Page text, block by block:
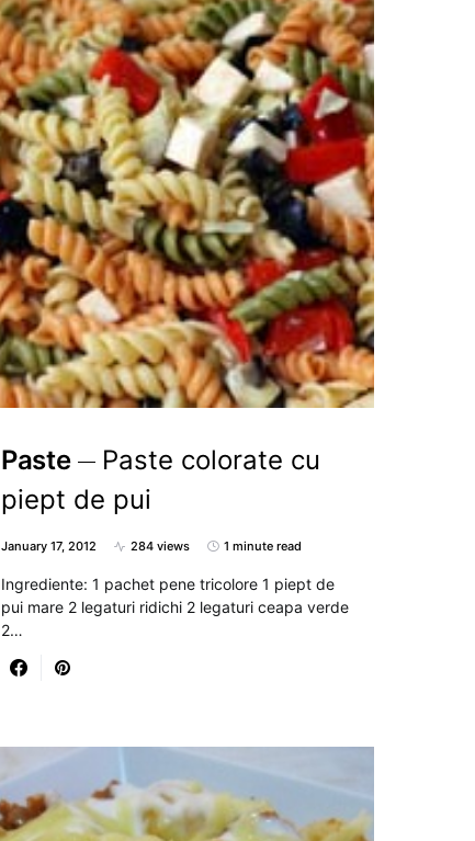
Paste
Paste colorate cu
piept de pui
January 17, 2012 284 views 1 minute read
Ingrediente: 1 pachet pene tricolore 1 piept de
pui mare 2 legaturi ridichi 2 legaturi ceapa verde
2…